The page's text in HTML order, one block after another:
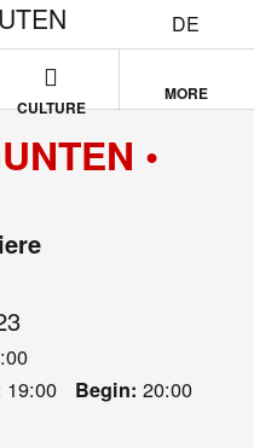
DE
CULTURE
MORE
•
19:00 Begin: 20:00